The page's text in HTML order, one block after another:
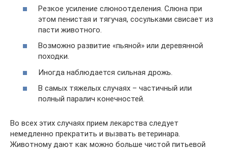
Резкое усиление слюноотделения. Слюна при
этом пенистая и тягучая, сосульками свисает из
пасти животного.
Возможно развитие «пьяной» или деревянной
походки.
Иногда наблюдается сильная дрожь.
В самых тяжелых случаях – частичный или
полный паралич конечностей.
Во всех этих случаях прием лекарства следует
немедленно прекратить и вызвать ветеринара.
Животному дают как можно больше чистой питьевой